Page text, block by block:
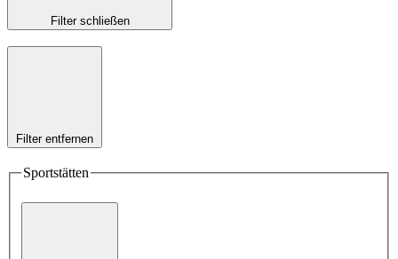
Filter schließen
Filter entfernen
Sportstätten